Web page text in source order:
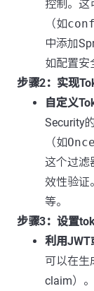
控制。这
（如
中添加
如配置安
步骤2：实现
自定义
Security
（如
这个过滤
效性验证
等。
步骤3：设置
利用JWT
可以在生
claim）